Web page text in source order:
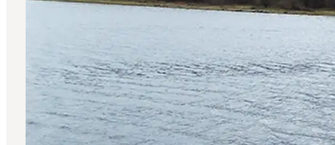
Reiseplanung